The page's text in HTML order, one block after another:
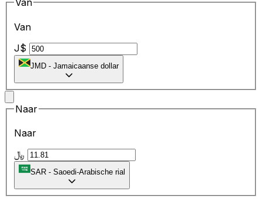
Van
Van
J$
JMD - Jamaicaanse dollar
Naar
Naar
SAR - Saoedi-Arabische rial